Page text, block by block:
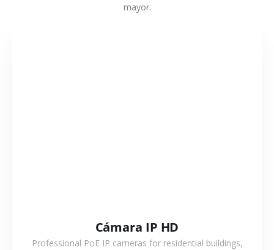
mayor.
Cámara IP HD
Professional PoE IP cameras for residential buildings,